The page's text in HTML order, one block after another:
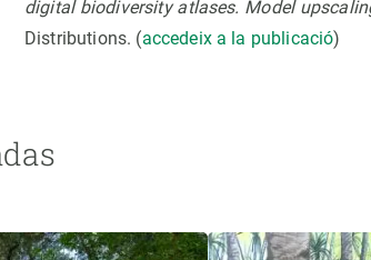
digital biodiversity atlases. Model
Distributions. (accedeix a la publicació)